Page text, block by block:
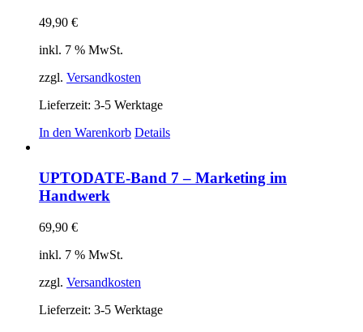
49,90 €
inkl. 7 % MwSt.
zzgl. Versandkosten
Lieferzeit: 3-5 Werktage
In den Warenkorb Details
UPTODATE-Band 7 – Marketing im
Handwerk
69,90 €
inkl. 7 % MwSt.
zzgl. Versandkosten
Lieferzeit: 3-5 Werktage